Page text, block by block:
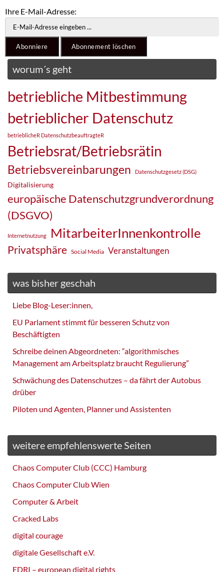
Ihre E-Mail-Adresse:
worum´s geht
betriebliche Mitbestimmung
betrieblicher Datenschutz
betrieblicheR DatenschutzbeauftragteR
Betriebsrat/Betriebsrätin
Betriebsvereinbarungen Datenschutzgesetz (DSG)
Digitalisierung
europäische Datenschutzgrundverordnung
(DSGVO)
Internetnutzung MitarbeiterInnenkontrolle
Privatsphäre Social Media Veranstaltungen
was bisher geschah
Liebe Blog-Leser:innen,
EU Parlament stimmt für besseren Schutz von
Beschäftigten
Schreibe deinen Abgeordneten: “algorithmisches
Management am Arbeitsplatz braucht Regulierung”
Schwächung des Datenschutzes – da fährt der Autobus
drüber
Piloten und Agenten, Planner und Assistenten
weitere empfehlenswerte Seiten
Chaos Computer Club (CCC) Hamburg
Chaos Computer Club Wien
Computer & Arbeit
Cracked Labs
digital courage
digitale Gesellschaft e.V.
EDRI – european digital rights